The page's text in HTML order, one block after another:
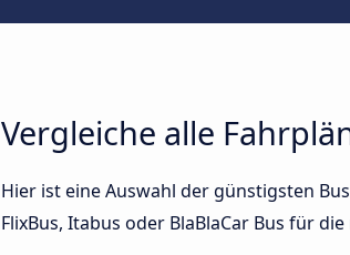
Vergleiche alle
Hier ist eine Auswahl der günstigsten
FlixBus, Itabus oder BlaBlaCar Bus für